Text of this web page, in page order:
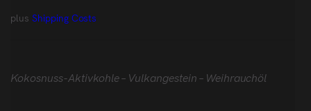
plus Shipping Costs
Kokosnuss-Aktivkohle – Vulkangestein – Weihrauchöl